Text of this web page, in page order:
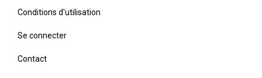
de
page
Conditions d'utilisation
Se connecter
Contact